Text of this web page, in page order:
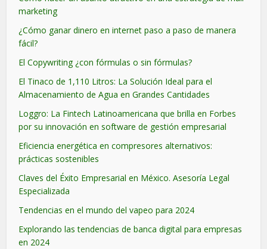
marketing
¿Cómo ganar dinero en internet paso a paso de manera
fácil?
El Copywriting ¿con fórmulas o sin fórmulas?
El Tinaco de 1,110 Litros: La Solución Ideal para el
Almacenamiento de Agua en Grandes Cantidades
Loggro: La Fintech Latinoamericana que brilla en Forbes
por su innovación en software de gestión empresarial
Eficiencia energética en compresores alternativos:
prácticas sostenibles
Claves del Éxito Empresarial en México. Asesoría Legal
Especializada
Tendencias en el mundo del vapeo para 2024
Explorando las tendencias de banca digital para empresas
en 2024